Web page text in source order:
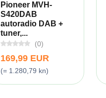
Pioneer MVH-
S420DAB
autoradio DAB +
tuner,...
(0)
169,99 EUR
(= 1.280,79 kn)